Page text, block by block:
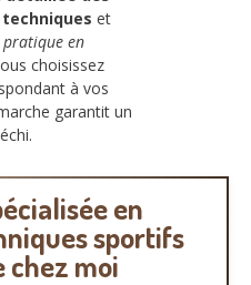
et
en
choisissez
à vos
garantit un
en
sportifs
chez moi